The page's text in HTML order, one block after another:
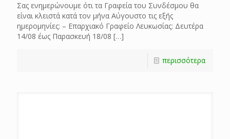
Σας ενημερώνουμε ότι τα Γραφεία του Συνδέσμου θα
είναι κλειστά κατά τον μήνα Αύγουστο τις εξής
ημερομηνίες: – Επαρχιακό Γραφείο Λευκωσίας: Δευτέρα
14/08 έως Παρασκευή 18/08 […]
περισσότερα